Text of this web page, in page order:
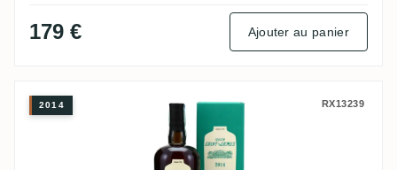
179 € Ajouter au panier
Velier Saint James Sélection exclusive
2014 RX13239